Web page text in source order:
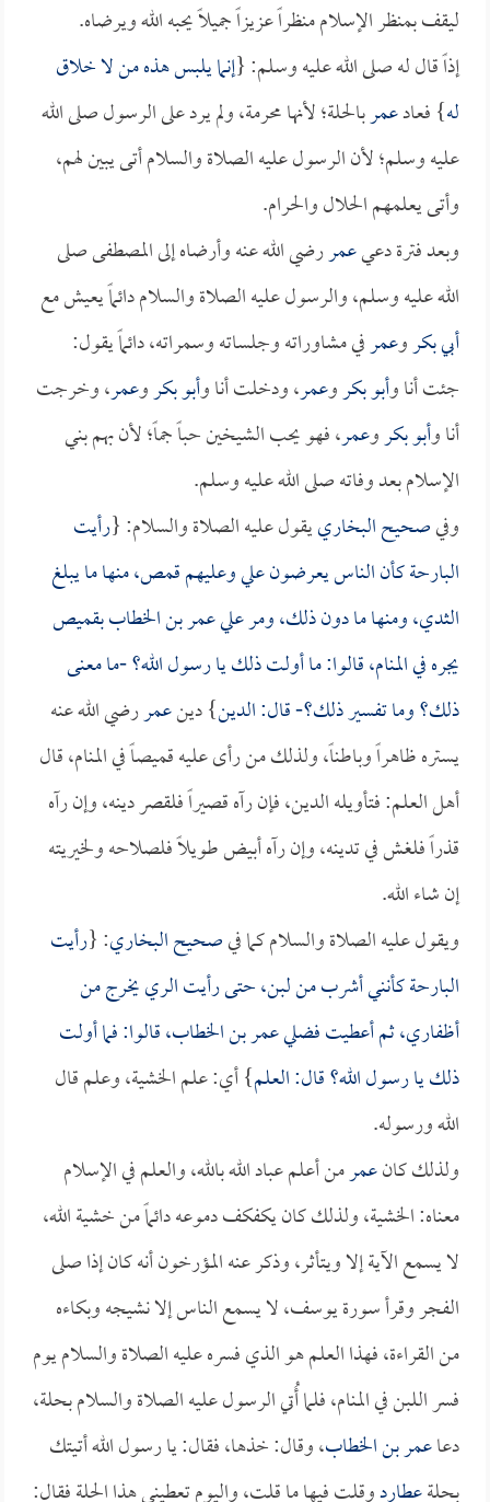
ليقف بمنظر الإسلام منظراً عزيزاً جميلاً يحبه الله ويرضاه.
إذاً قال له صلى الله عليه وسلم: {إنما يلبس هذه من لا خلاق
له} فعادعمربالحلة؛ لأنها محرمة، ولم يرد على الرسول صلى الله
عليه وسلم؛ لأن الرسول عليه الصلاة والسلام أتى يبين لهم،
وأتى يعلمهم الحلال والحرام.
وبعد فترة دعيعمررضي الله عنه وأرضاه إلى المصطفى صلى
الله عليه وسلم، والرسول عليه الصلاة والسلام دائماً يعيش مع
أبي بكروعمرفي مشاوراته وجلساته وسمراته، دائماً يقول:
جئت أنا وأبو بكروعمر، ودخلت أنا وأبو بكروعمر، وخرجت
أنا وأبو بكروعمر، فهو يحب الشيخين حباً جماً؛ لأن بهم بني
الإسلام بعد وفاته صلى الله عليه وسلم.
وفيصحيح البخارييقول عليه الصلاة والسلام: {رأيت
البارحة كأن الناس يعرضون علي وعليهم قمص، منها ما يبلغ
الثدي، ومنها ما دون ذلك، ومر عليعمر بن الخطاببقميص
يجره في المنام، قالوا: ما أولت ذلك يا رسول الله؟ -ما معنى
ذلك؟ وما تفسير ذلك؟- قال: الدين} دينعمررضي الله عنه
يستره ظاهراً وباطناً، ولذلك من رأى عليه قميصاً في المنام، قال
أهل العلم: فتأويله الدين، فإن رآه قصيراً فلقصر دينه، وإن رآه
قذراً فلغش في تدينه، وإن رآه أبيض طويلاً فلصلاحه ولخيريته
إن شاء الله.
ويقول عليه الصلاة والسلام كما فيصحيح البخاري: {رأيت
البارحة كأنني أشرب من لبن، حتى رأيت الري يخرج من
أظفاري، ثم أعطيت فضليعمر بن الخطاب، قالوا: فما أولت
ذلك يا رسول الله؟ قال: العلم} أي: علم الخشية، وعلم قال
الله ورسوله.
ولذلك كانعمرمن أعلم عباد الله بالله، والعلم في الإسلام
معناه: الخشية، ولذلك كان يكفكف دموعه دائماً من خشية الله،
لا يسمع الآية إلا ويتأثر، وذكر عنه المؤرخون أنه كان إذا صلى
الفجر وقرأ سورة يوسف، لا يسمع الناس إلا نشيجه وبكاءه
من القراءة، فهذا العلم هو الذي فسره عليه الصلاة والسلام يوم
فسر اللبن في المنام، فلما أُتي الرسول عليه الصلاة والسلام بحلة،
دعاعمر بن الخطاب، وقال: خذها، فقال: يا رسول الله أتيتك